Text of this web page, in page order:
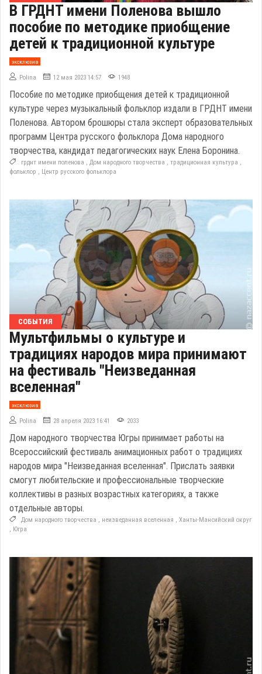
В ГРДНТ имени Поленова вышло
пособие по методике приобщение
детей к традиционной культуре
эксклюзив
Polina 12 мая 2023 14:57 1948
Пособие по методике приобщения детей к традиционной
культуре через музыкальный фольклор издали в ГРДНТ имени
Поленова. Автором брошюры стала эксперт образовательных
программ Центра русского фольклора Дома народного
творчества, кандидат педагогических наук Елена Боронина.
грднт имени поленова , Дом народного творчества , традиционная культура ,
фольклор , Центр русского фольклора
СОБЫТИЯ
Мультфильмы о культуре и
традициях народов мира принимают
на фестиваль "Неизведанная
вселенная"
эксклюзив
Polina 28 апреля 2023 16:41 2033
Дом народного творчества Югры принимает работы на
Всероссийский фестиваль анимационных работ о традициях
народов мира "Неизведанная вселенная". Прислать заявки
смогут любительские и профессиональные творческие
коллективы в разных возрастных категориях, а также
отдельные авторы.
Дом народного творчества , неизведанная вселенная , Ханты-Мансийский округ
, Югра